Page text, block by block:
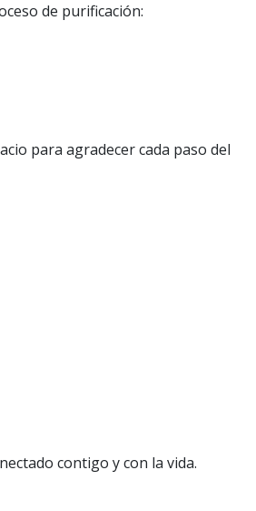
de purificación:
para agradecer cada paso del
contigo y con la vida.